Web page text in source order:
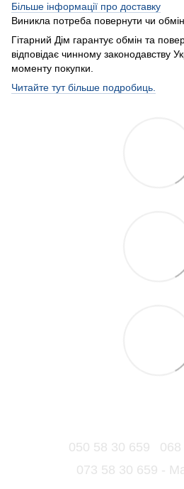
Більше інформації про доставку
Виникла потреба повернути чи
Гітарний Дім гарантує обмін та
відповідає чинному законодавству
моменту покупки.
Читайте тут більше подробиць.
050 58 30 659
073 58 30 659 -